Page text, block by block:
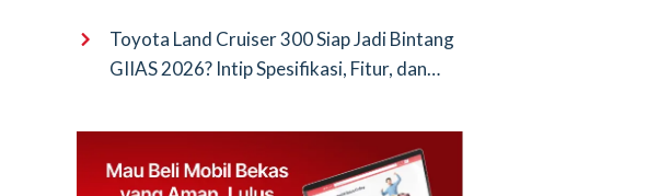
Toyota Land Cruiser 300 Siap Jadi Bintang
GIIAS 2026? Intip Spesifikasi, Fitur, dan